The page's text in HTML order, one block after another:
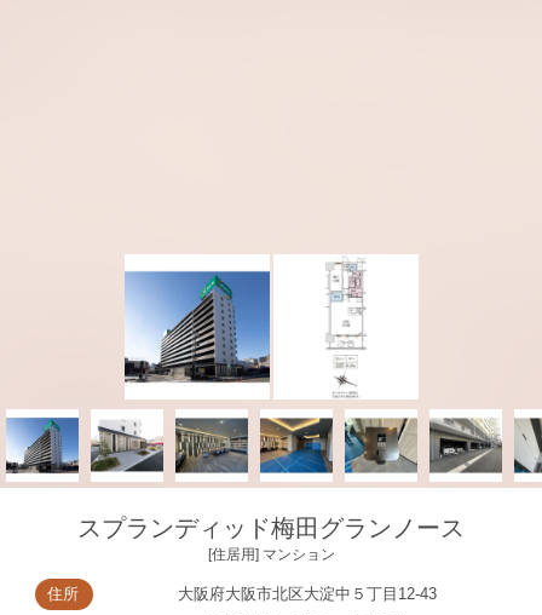
スプランディッド梅田グランノース
[住居用] マンション
住所 大阪府大阪市北区大淀中５丁目12-43